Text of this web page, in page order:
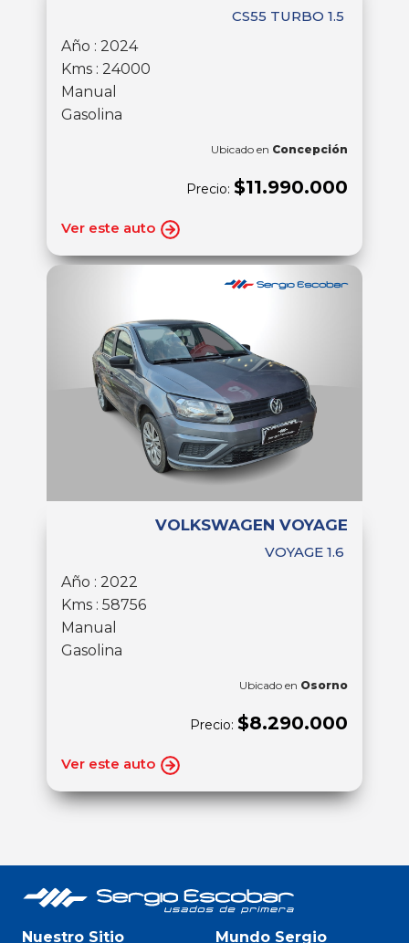
CS55 TURBO 1.5
Año : 2024
Kms : 24000
Manual
Gasolina
Ubicado en Concepción
Precio: $11.990.000
Ver este auto
VOLKSWAGEN VOYAGE
VOYAGE 1.6
Año : 2022
Kms : 58756
Manual
Gasolina
Ubicado en Osorno
Precio: $8.290.000
Ver este auto
Nuestro Sitio Mundo Sergio